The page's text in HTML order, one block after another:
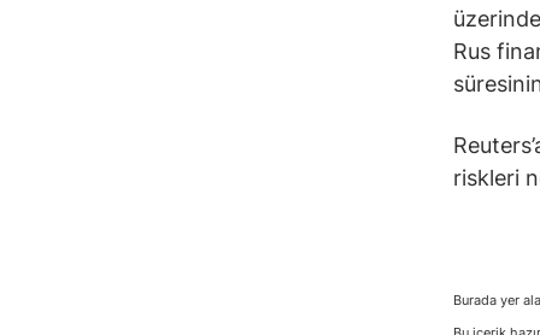
Rus
riskleri
Burada yer